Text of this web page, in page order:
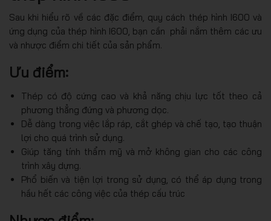
Sau khi hiểu rõ về các đặc điểm, quy cách thép hình I600 và
ứng dụng của thép hình I600, bạn cần phải nắm thêm các ưu
và nhược điểm chi tiết của sản phẩm.
Ưu điểm:
Thép có độ cứng cao và khả năng chịu lực tốt theo cả
phương thẳng đứng và phương dọc.
Dễ dàng trong việc lắp ráp, cắt ghép và chế tạo, tạo thuận
lợi cho quá trình sử dụng.
Giúp tăng tính thẩm mỹ và mở không gian cho các công
trình xây dựng.
Phổ biến và tiện lợi trong sử dụng, có thể áp dụng trong
hầu hết các công việc của thép cấu trúc